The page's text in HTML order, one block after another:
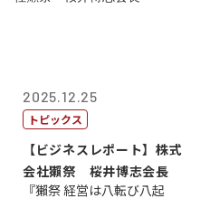
2025.12.25
トピックス
【ビジネスレポート】株式
会社獺祭 桜井博志会長
『獺祭 経営は八転び八起